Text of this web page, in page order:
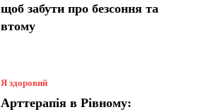
щоб забути про безсоння та
втому
Я здоровий
Арттерапія в Рівному: